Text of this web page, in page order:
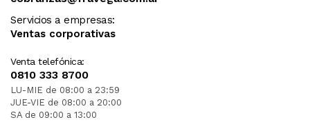
Servicios a empresas:
Ventas corporativas
Venta telefónica:
0810 333 8700
LU-MIE de 08:00 a 23:59
JUE-VIE de 08:00 a 20:00
SA de 09:00 a 13:00